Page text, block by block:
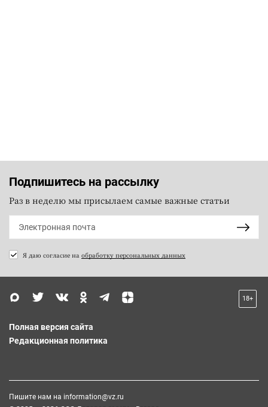
Подпишитесь на рассылку
Раз в неделю мы присылаем самые важные статьи
Я даю согласие на обработку персональных данных
18+
Полная версия сайта
Редакционная политика
Пишите нам на information@vz.ru